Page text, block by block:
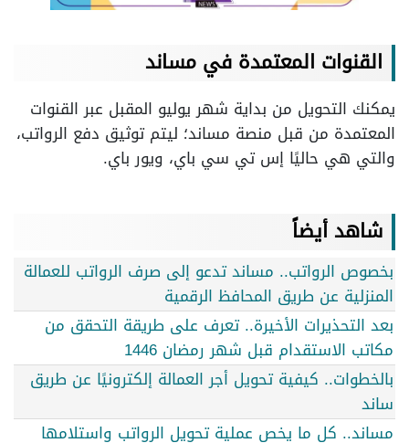
القنوات المعتمدة في مساند
يمكنك التحويل من بداية شهر يوليو المقبل عبر القنوات
المعتمدة من قبل منصة مساند؛ ليتم توثيق دفع الرواتب،
والتي هي حاليًا إس تي سي باي، ويور باي.
شاهد أيضاً
بخصوص الرواتب.. مساند تدعو إلى صرف الرواتب للعمالة
المنزلية عن طريق المحافظ الرقمية
بعد التحذيرات الأخيرة.. تعرف على طريقة التحقق من
مكاتب الاستقدام قبل شهر رمضان 1446
بالخطوات.. كيفية تحويل أجر العمالة إلكترونيًا عن طريق
ساند
مساند.. كل ما يخص عملية تحويل الرواتب واستلامها